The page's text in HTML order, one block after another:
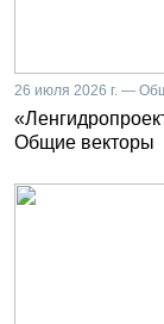
26 июля 2026 г. —
Общие векторы